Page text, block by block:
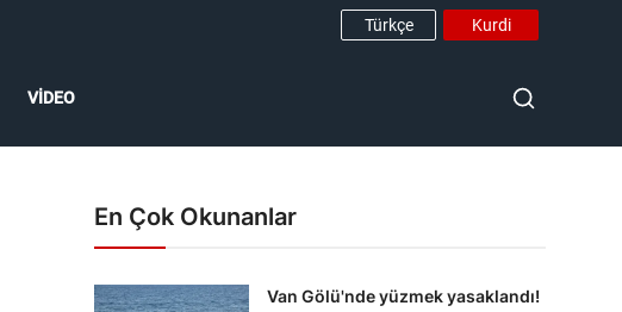
Türkçe Kurdi
VIDEO
En Çok Okunanlar
Van Gölü'nde yüzmek yasaklandı!